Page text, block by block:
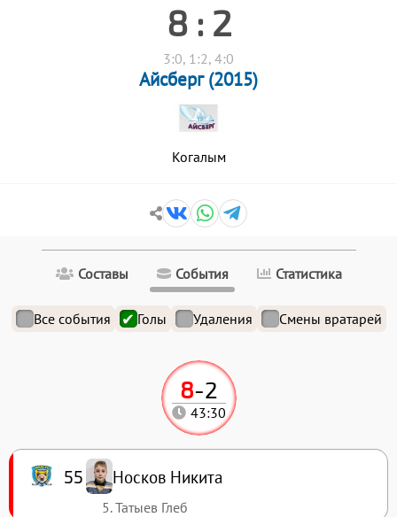
8 : 2
3:0, 1:2, 4:0
Айсберг (2015)
Когалым
Составы События Статистика
Все события Голы Удаления Смены вратарей
8-2
43:30
55 Носков Никита
5. Татыев Глеб